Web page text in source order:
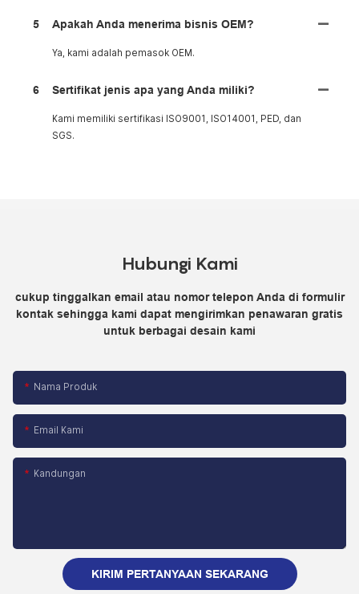
5 Apakah Anda menerima bisnis OEM?
Ya, kami adalah pemasok OEM.
6 Sertifikat jenis apa yang Anda miliki?
Kami memiliki sertifikasi ISO9001, ISO14001, PED, dan
SGS.
Hubungi Kami
cukup tinggalkan email atau nomor telepon Anda di formulir
kontak sehingga kami dapat mengirimkan penawaran gratis
untuk berbagai desain kami
Nama Produk
Email Kami
Kandungan
KIRIM PERTANYAAN SEKARANG